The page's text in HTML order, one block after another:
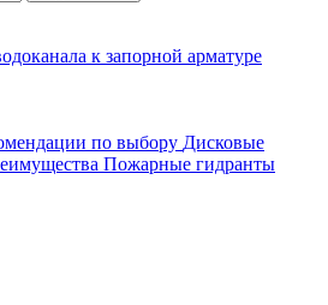
к запорной арматуре
по выбору Дисковые
Пожарные гидранты